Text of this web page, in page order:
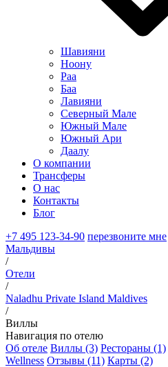
Шавияни
Ноону
Раа
Баа
Лавияни
Северный Мале
Южный Мале
Южный Ари
Даалу
О компании
Трансферы
О нас
Контакты
Блог
+7 495 123-34-90 перезвоните мне
Мальдивы
/
Отели
/
Naladhu Private Island Maldives
/
Виллы
Навигация по отелю
Об отеле Виллы (3) Рестораны (1)
Wellness Отзывы (11) Карты (2)